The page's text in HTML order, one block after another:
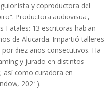
y coproductora del
Productora audiovisual,
Fatales: 13 escritoras hablan
de Alucarda. Impartió talleres
diez años consecutivos. Ha
y jurado en distintos
así como curadora en
2021).